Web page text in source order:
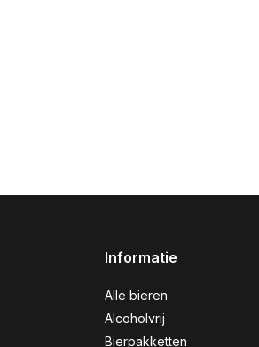
Informatie
Alle bieren
Alcoholvrij
Bierpakketten